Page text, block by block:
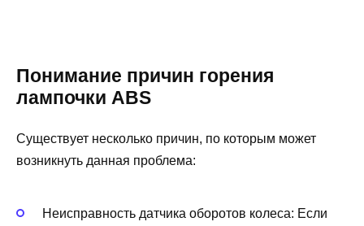
Понимание причин горения
лампочки ABS
Существует несколько причин, по которым может
возникнуть данная проблема:
Неисправность датчика оборотов колеса: Если